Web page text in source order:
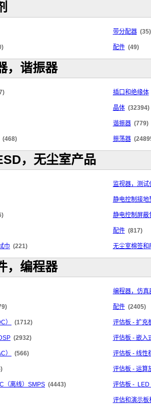
带分配器 (35)
配件 (49)
，谐振器
插口和绝缘体
晶体 (32394)
谐振器 (779)
(468) 振荡器
，无尘室产品
监视器，测试
静电控制接地
静电控制屏蔽
配件 (817)
巾 (221) 无尘室棉签和
，编程器
编程器，仿真
配件 (2405)
） (1712) 评估板 - 扩充
(2932) 评估板 - 嵌入
） (566) 评估板 - 线性
评估板 - 运算
（离线）SMPS (4443) 评估板 - LED
评估和演示板